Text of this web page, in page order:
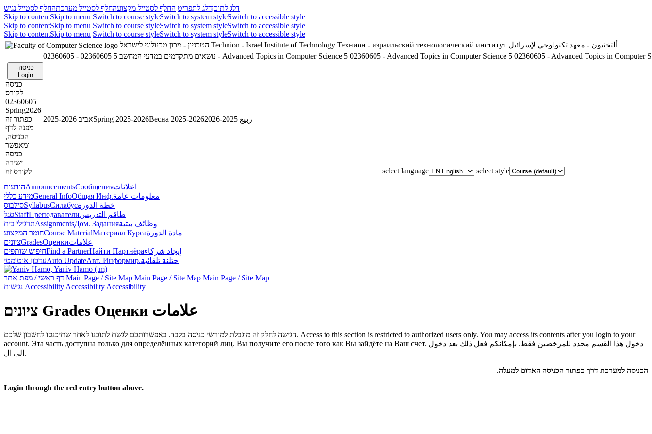
דלג לתוכןדלג לתפריט החלף לסטייל מקצועהחלף לסטייל מערכתהחלף לסטייל נגיש
Skip to contentSkip to menu Switch to course styleSwitch to system styleSwitch to accessible style
Skip to contentSkip to menu Switch to course styleSwitch to system styleSwitch to accessible style
Skip to contentSkip to menu Switch to course styleSwitch to system styleSwitch to accessible style
Technion - Israel Institute of Technology Технион - израильский технологический институт ألتخنيون - معهد تكنولوجي لإسرائيل
02360605 - נושאים מתקדמים במדעי המחשב 5 02360605 - Advanced Topics in Computer Science 5 02360605 - Advanced Topics in Computer Science 5 02360605 - Advanced Topics in Computer
כניסה-
Login
כניסה
לקורס
02360605
Spring2026
כפתור זה
מפנה לדף
הכניסה,
ומאפשר
כניסה
ישירה
לקורס זה
אביב 2025-2026Spring 2025-2026Весна 2025-2026 ربيع 2025-2026
select language
select style
הודעותAnnouncementsСообщенияاعلانات
מידע כלליGeneral InfoОбщая Инф.معلومات عامة
סילבוסSyllabusСилабусخطة الدورة
סגלStaffПреподавателиطاقم التدريس
תרגילי ביתAssignmentsДом. Заданияوظائف بيتية
חומר המקצועCourse MaterialМатериал Курсаمادة الدورة
ציוניםGradesОценкиعلامات
חיפוש שותפיםFind a PartnerНайти Партнёраإيجاد شركاء
עדכון אוטומטיAuto UpdateАвт. Информир.حتلنة تلقائية
Main Page / Site Map Main Page / Site Map Main Page / Site Map
Accessibility Accessibility Accessibility
ציונים Grades Оценки علامات
הגישה לחלק זה מוגבלת למורשי כניסה בלבד. באפשרותכם לגשת לתוכנו לאחר שתיכנסו לחשבון שלכם. Access to this section is restricted to authorized users only. You may access its contents after you login to your
account. Эта часть доступна только для определённых категорий лиц. Вы получите его после того как Вы зайдёте на Ваш счет. دخول هذا القسم محدد للمرخصين فقط. بإمكانكم فعل ذلك بعد دخول
الى ال.
הכניסה למערכת דרך כפתור הכניסה האדום למעלה.
Login through the red entry button above.